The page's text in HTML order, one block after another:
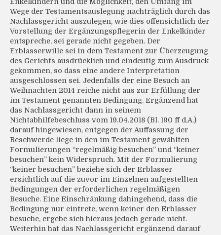
Wege der Testamentsauslegung nachträglich durch das
Nachlassgericht auszulegen, wie dies offensichtlich der
Vorstellung der Ergänzungspflegerin der Enkelkinder
entspreche, sei gerade nicht gegeben. Der
Erblasserwille sei in dem Testament zur Überzeugung
des Gerichts ausdrücklich und eindeutig zum Ausdruck
gekommen, so dass eine andere Interpretation
ausgeschlossen sei. Jedenfalls der eine Besuch an
Weihnachten 2014 reiche nicht aus zur Erfüllung der
im Testament genannten Bedingung. Ergänzend hat
das Nachlassgericht dann in seinem
Nichtabhilfebeschluss vom 19.04.2018 (Bl. 190 ff d.A.)
darauf hingewiesen, entgegen der Auffassung der
Beschwerde liege in den im Testament gewählten
Formulierungen “regelmäßig besuchen” und “keiner
besuchen” kein Widerspruch. Mit der Formulierung
“keiner besuchen” beziehe sich der Erblasser
ersichtlich auf die zuvor im Einzelnen aufgestellten
Bedingungen der erforderlichen regelmäßigen
Besuche. Eine Einschränkung dahingehend, dass die
Bedingung nur eintrete, wenn keiner den Erblasser
besuche, ergebe sich hieraus jedoch gerade nicht.
Weiterhin hat das Nachlassgericht ergänzend darauf